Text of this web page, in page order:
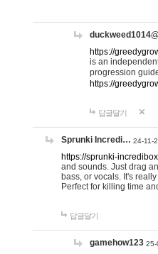
https://
is an
progression
https://
답글달기
Sprunki Incredi… 24-11-
https://sprunki-
and sounds. Just drag
bass, or vocals. It's
Perfect for killing time
답글달기
gamehow123 25-